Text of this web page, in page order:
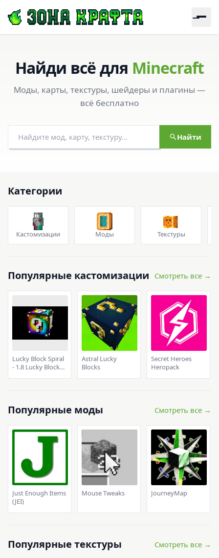
Найди всё для Minecraft
Моды, карты, текстуры, шейдеры и плагины —
всё бесплатно
Найти
Категории
Кастомизации Моды Текстуры
Популярные кастомизации Смотреть все →
Lucky Block Spiral
- 1.8 Lucky Block
Astral Lucky
Blocks
Secret Heroes
Heropack
Популярные моды Смотреть все →
Just Enough Items
(JEI)
Mouse Tweaks JourneyMap
Популярные текстуры Смотреть все →